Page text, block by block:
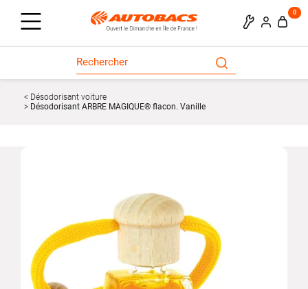
0
Désodorisant voiture
Désodorisant ARBRE MAGIQUE® flacon. Vanille